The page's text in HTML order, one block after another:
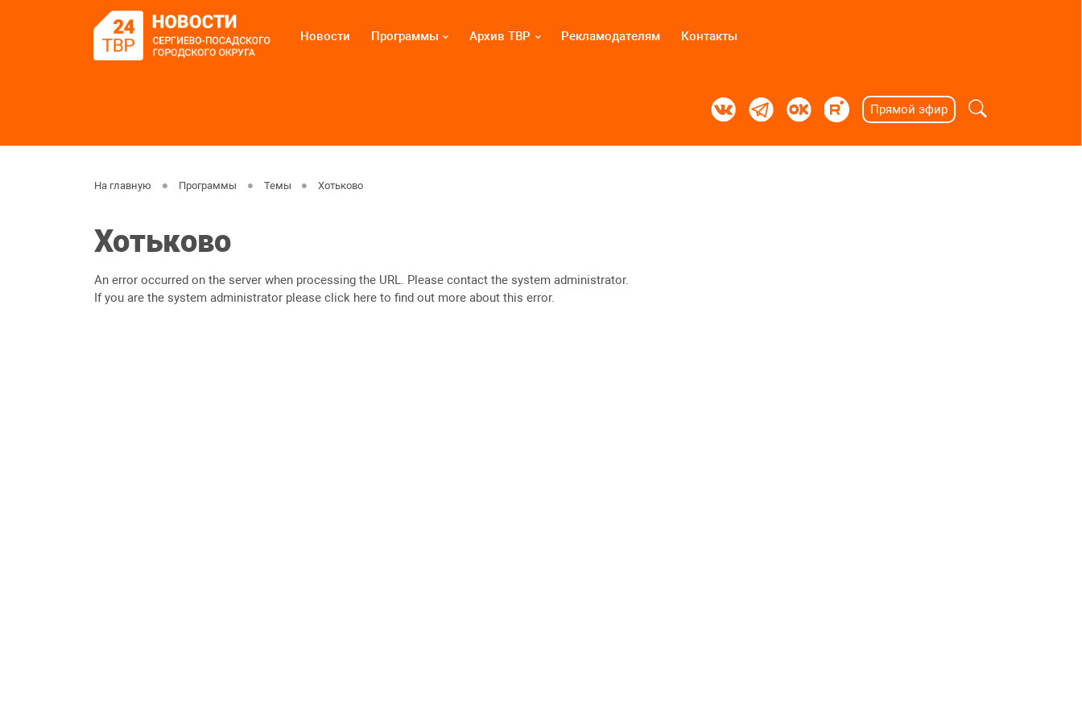
Новости Программы Архив ТВР Рекламодателям Контакты
Прямой эфир
На главную Программы Темы Хотьково
Хотьково
An error occurred on the server when processing the URL. Please contact the system administrator.
If you are the system administrator please click here to find out more about this error.